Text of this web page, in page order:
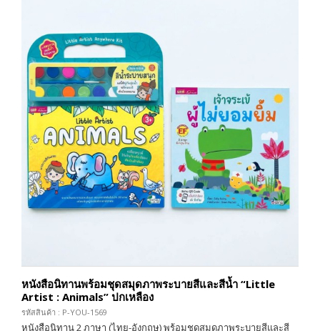
หนังสือนิทานพร้อมชุดสมุดภาพระบายสีและสีน้ำ “Little
Artist : Animals” ปกเหลือง
รหัสสินค้า : P-YOU-1569
หนังสือนิทาน 2 ภาษา (ไทย-อังกฤษ) พร้อมชุดสมุดภาพระบายสีและสี